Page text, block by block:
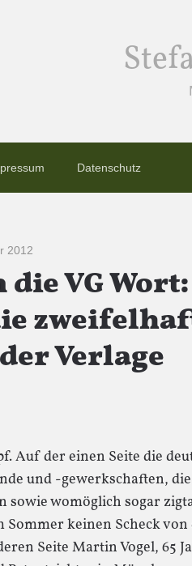
Datenschutz
2012
die VG
Verlage
Auf der einen Seite die
und -gewerkschaften, die
sowie womöglich sogar
Sommer keinen Scheck
Seite Martin Vogel, 65